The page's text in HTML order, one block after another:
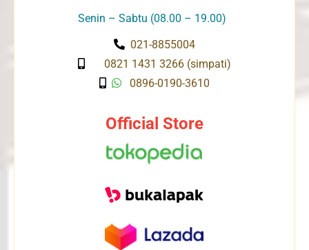
Senin – Sabtu (08.00 – 19.00)
021-8855004
0821 1431 3266 (simpati)
0896-0190-3610
Official Store